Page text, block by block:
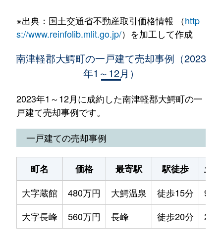
※出典：国土交通省不動産取引価格情報 （http
s://www.reinfolib.mlit.go.jp/）を加工して作成
南津軽郡大鰐町の一戸建て売却事例（2023
年1～12月）
2023年1～12月に成約した南津軽郡大鰐町の一
戸建て売却事例です。
一戸建ての売却事例
町名 価格 最寄駅 駅徒歩
土
大字蔵館
480万円 大鰐温泉 徒歩15分
大字長峰
560万円 長峰 徒歩20分